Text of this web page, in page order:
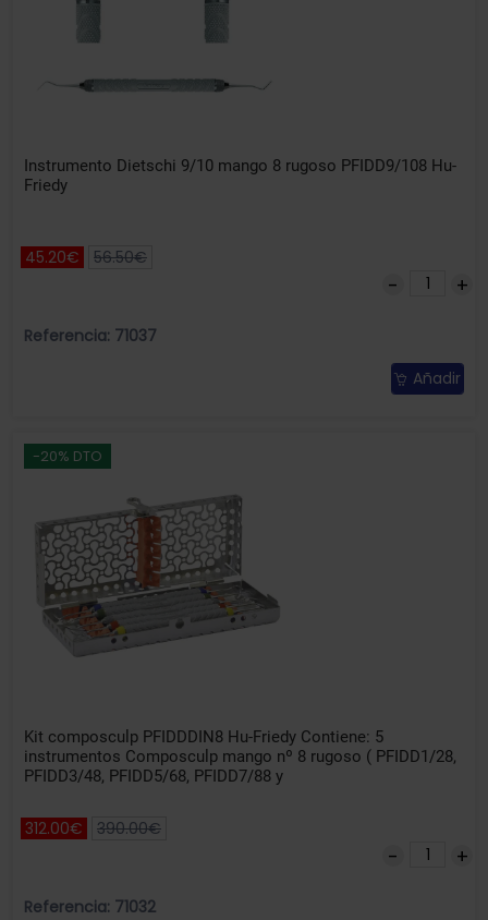
Instrumento Dietschi 9/10 mango 8 rugoso PFIDD9/108 Hu-
Friedy
45.20€ 56.50€
Referencia: 71037
Añadir
-20% DTO
Kit composculp PFIDDDIN8 Hu-Friedy Contiene: 5
instrumentos Composculp mango nº 8 rugoso ( PFIDD1/28,
PFIDD3/48, PFIDD5/68, PFIDD7/88 y
312.00€ 390.00€
Referencia: 71032